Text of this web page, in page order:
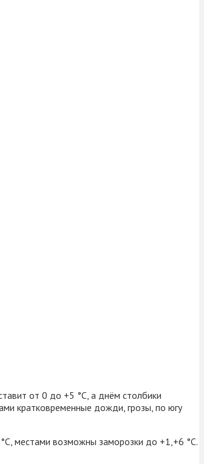
от 0 до +5 °C, а днём столбики
кратковременные дожди, грозы, по югу
местами возможны заморозки до +1,+6 °C.